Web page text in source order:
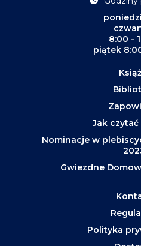
8:00 -
piątek
Jak czytać
Nominacje w
Gwiezdne
Polityka